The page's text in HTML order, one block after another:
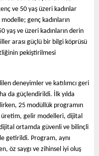
ve 50 yaş üzeri kadınlar
genç kadınların
ve üzeri kadınların derin
arası güçlü bir bilgi köprüsü
pekiştirilmesi
deneyimler ve katılımcı geri
da güçlendirildi. İlk yılda
25 modüllük programın
gelir modelleri, dijital
ortamda güvenli ve bilinçli
getirildi. Program, aynı
öz saygı ve zihinsel iyi oluş